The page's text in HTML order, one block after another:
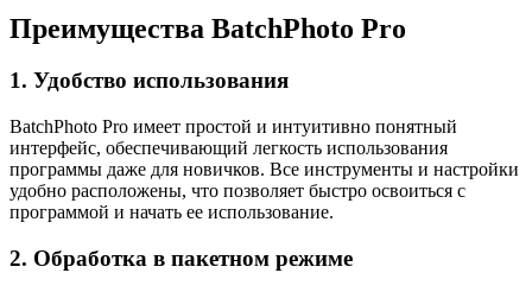
Преимущества BatchPhoto Pro
1. Удобство использования
BatchPhoto Pro имеет простой и интуитивно понятный
интерфейс, обеспечивающий легкость использования
программы даже для новичков. Все инструменты и настройки
удобно расположены, что позволяет быстро освоиться с
программой и начать ее использование.
2. Обработка в пакетном режиме